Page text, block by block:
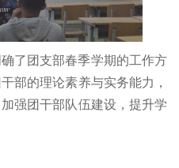
了团支部春季学期的工作方
部的理论素养与实务能力，
强团干部队伍建设，提升学